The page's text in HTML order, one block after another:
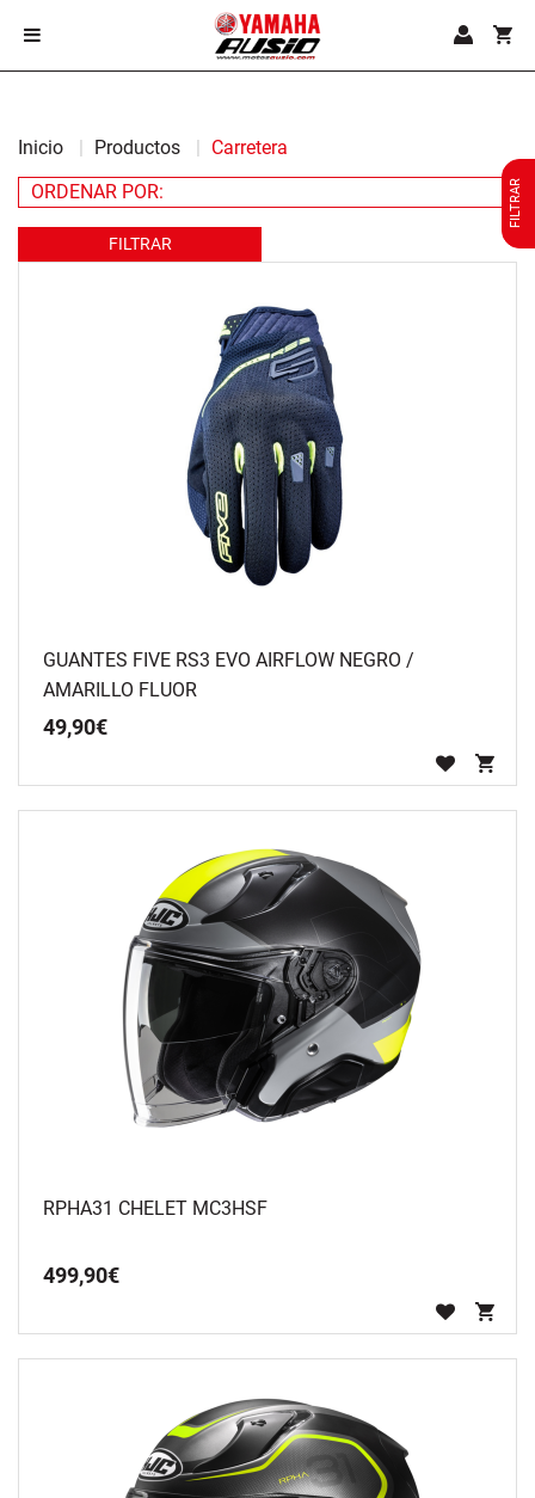
Inicio Productos Carretera
FILTRAR
FILTRAR
GUANTES FIVE RS3 EVO AIRFLOW NEGRO /
AMARILLO FLUOR
49,90€
RPHA31 CHELET MC3HSF
499,90€